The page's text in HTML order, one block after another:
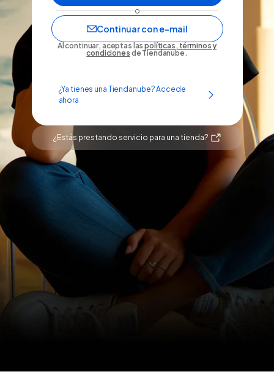
o
Continuar con e-mail
Al continuar, aceptas laspolíticas, términos y
condiciones de Tiendanube.
¿Ya tienes una Tiendanube? Accede
ahora
¿Estás prestando servicio para una tienda?